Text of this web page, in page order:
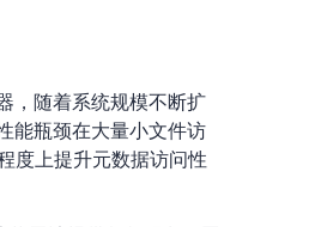
，随着系统规模不断扩
能瓶颈在大量小文件访
度上提升元数据访问性